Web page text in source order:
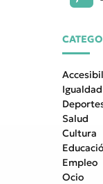
Igualdad
Salud
Cultura
Empleo
Ocio